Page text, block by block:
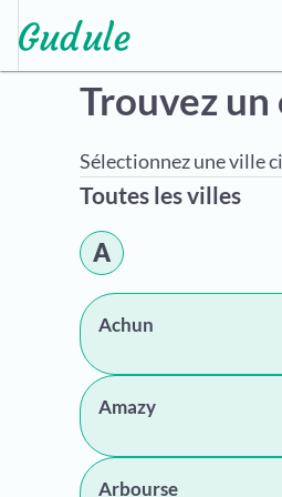
Trouvez
Sélectionnez une ville
Toutes les villes
A
Achun
Amazy
Arbourse